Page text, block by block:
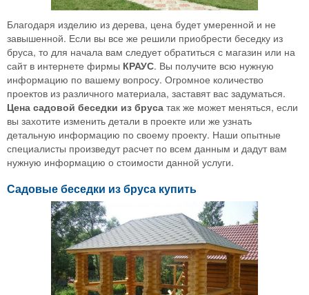
Благодаря изделию из дерева, цена будет умеренной и не
завышенной. Если вы все же решили приобрести беседку из
бруса, то для начала вам следует обратиться с магазин или на
сайт в интернете фирмы КРАУС. Вы получите всю нужную
информацию по вашему вопросу. Огромное количество
проектов из различного материала, заставят вас задуматься.
Цена садовой беседки из бруса так же может меняться, если
вы захотите изменить детали в проекте или же узнать
детальную информацию по своему проекту. Наши опытные
специалисты произведут расчет по всем данным и дадут вам
нужную информацию о стоимости данной услуги.
Садовые беседки из бруса купить